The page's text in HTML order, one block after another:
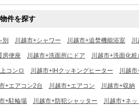
件を探す
別 川越市+シャワー 川越市+追焚機能浴室
房便座 川越市+洗面所にドア 川越市+洗面化粧
コンロ 川越市+IHクッキングヒーター 川越
+エアコン2台 川越市+エアコン 川越市+収納
+駐輪場 川越市+防犯シャッター 川越市+ネ